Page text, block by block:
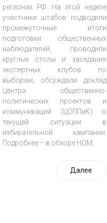
регионах РФ. На этой неделе
участники штабов подводили
промежуточные итоги
подготовки общественных
наблюдателей, проводили
круглые столы и заседания
экспертных клубов по
выборам, обсуждали доклад
Центра общественно-
политических проектов и
коммуникаций (ЦОППиК) о
текущей ситуации в
избирательной кампании.
Подробнее – в обзоре НОМ.
Далее